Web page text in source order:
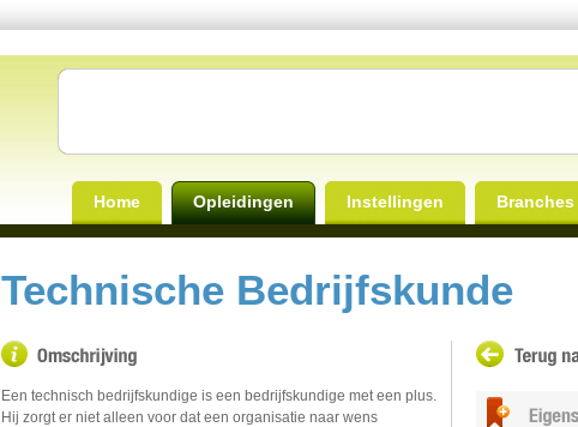
Home Opleidingen Instellingen Branches
Technische Bedrijfskunde
Een technisch bedrijfskundige is een bedrijfskundige met een plus.
Hij zorgt er niet alleen voor dat een organisatie naar wens